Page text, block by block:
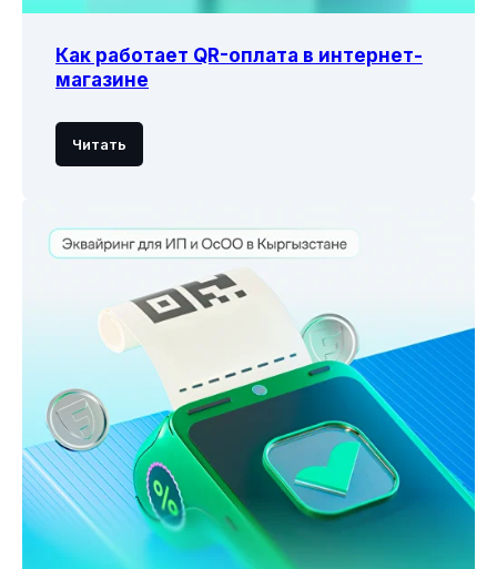
Как работает QR-оплата в интернет-
магазине
Читать